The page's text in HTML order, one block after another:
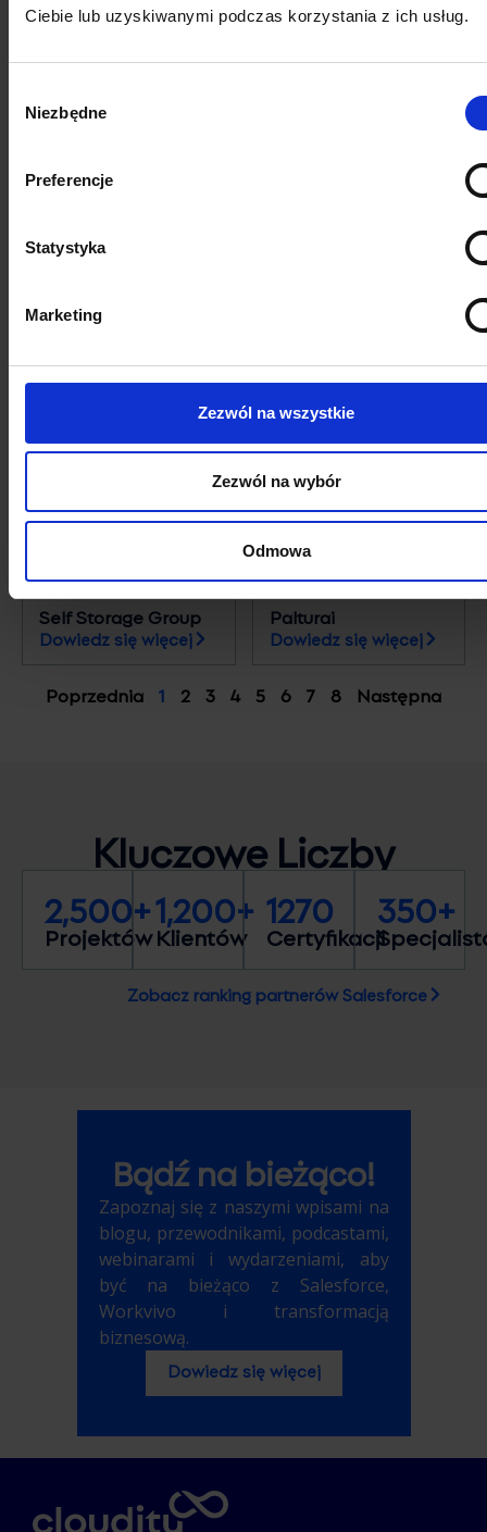
Ciebie lub uzyskiwanymi podczas korzystania z ich usług.
zgody
Niezbędne
Preferencje
Statystyka
Marketing
Zezwól na wszystkie
Zezwól na wybór
Odmowa
Boardriders
Dowiedz się więcej
Dowiedz się więcej
Self Storage Group
Dowiedz się więcej
Palturai
Dowiedz się więcej
Poprzednia 1 2 3 4 5 6 7 8 Następna
KluczoweLiczby
2,500+
Projektów
1,200+
Klientów
1270
Certyfikacji
350+
Zobacz ranking partnerów Salesforce
Bądź na bieżąco!
Zapoznaj się z naszymi wpisami na
blogu, przewodnikami, podcastami,
webinarami i wydarzeniami, aby
być na bieżąco z Salesforce,
Workvivo i transformacją
biznesową.
Dowiedz się więcej